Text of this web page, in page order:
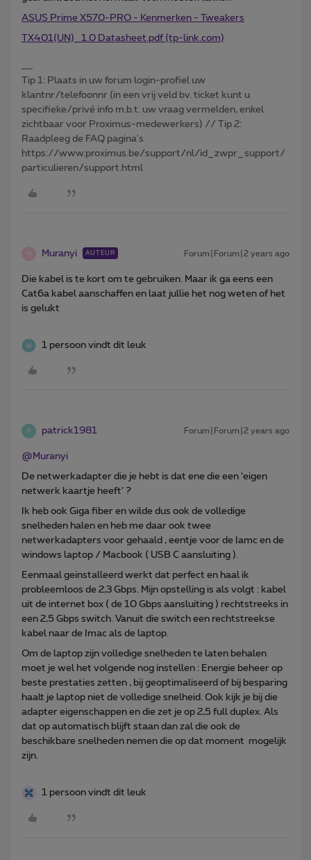
ASUS Prime X570-PRO - Kenmerken - Tweakers
TX401(UN)_1.0 Datasheet.pdf (tp-link.com)
Tip 1: Plaats in uw forum login-profiel uw
klantnr/telefoonnr (in een vrij veld bv. ticket kunt u
specifieke/privé info m.b.t. uw vraag vermelden, enkel
zichtbaar voor Proximus-medewerkers) // Tip 2:
Raadpleeg de FAQ pagina's
https://www.proximus.be/support/nl/id_zwpr_support/
particulieren/support.html
Muranyi AUTEUR Forum|Forum|2 years ago
Die kabel is te kort om te gebruiken. Maar ik ga eens een
Cat6a kabel aanschaffen en laat jullie het nog weten of het
is gelukt
1 persoon vindt dit leuk
P patrick1981 Forum|Forum|2 years ago
@Muranyi
De netwerkadapter die je hebt is dat ene die een ‘eigen
netwerk kaartje heeft’ ?
Ik heb ook Giga fiber en wilde dus ook de volledige
snelheden halen en heb me daar ook twee
netwerkadapters voor gehaald , eentje voor de Iamc en de
windows laptop / Macbook ( USB C aansluiting ).
Eenmaal geinstalleerd werkt dat perfect en haal ik
probleemloos de 2,3 Gbps. Mijn opstelling is als volgt : kabel
uit de internet box ( de 10 Gbps aansluiting ) rechtstreeks in
een 2,5 Gbps switch. Vanuit die switch een rechtstreekse
kabel naar de Imac als de laptop.
Om de laptop zijn volledige snelheden te laten behalen
moet je wel het volgende nog instellen : Energie beheer op
beste prestaties zetten , bij geoptimaliseerd of bij besparing
haalt je laptop niet de volledige snelheid. Ook kijk je bij die
adapter eigenschappen en die zet je op 2,5 full duplex. Als
dat op automatisch blijft staan dan zal die ook de
beschikbare snelheden nemen die op dat moment mogelijk
zijn.
1 persoon vindt dit leuk